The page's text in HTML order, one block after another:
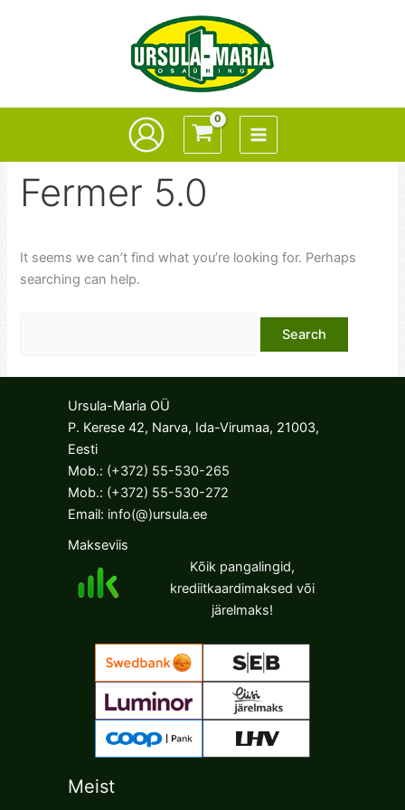
Fermer 5.0
It seems we can’t find what you’re looking for. Perhaps
searching can help.
Ursula-Maria OÜ
P. Kerese 42, Narva, Ida-Virumaa, 21003,
Eesti
Mob.: (+372) 55-530-265
Mob.: (+372) 55-530-272
Email: info(@)ursula.ee
Makseviis
Kõik pangalingid,
krediitkaardimaksed või
järelmaks!
Meist